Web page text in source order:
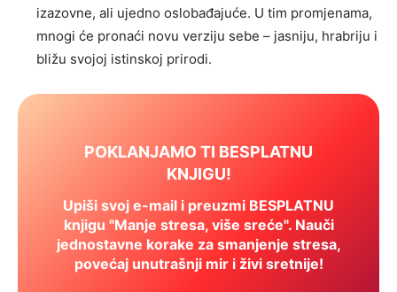
izazovne, ali ujedno oslobađajuće. U tim promjenama,
mnogi će pronaći novu verziju sebe – jasniju, hrabriju i
bližu svojoj istinskoj prirodi.
POKLANJAMO TI BESPLATNU
KNJIGU!
Upiši svoj e-mail i preuzmi BESPLATNU
knjigu "Manje stresa, više sreće". Nauči
jednostavne korake za smanjenje stresa,
povećaj unutrašnji mir i živi sretnije!